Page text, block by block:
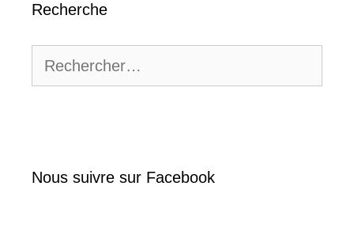
Recherche
Nous suivre sur Facebook